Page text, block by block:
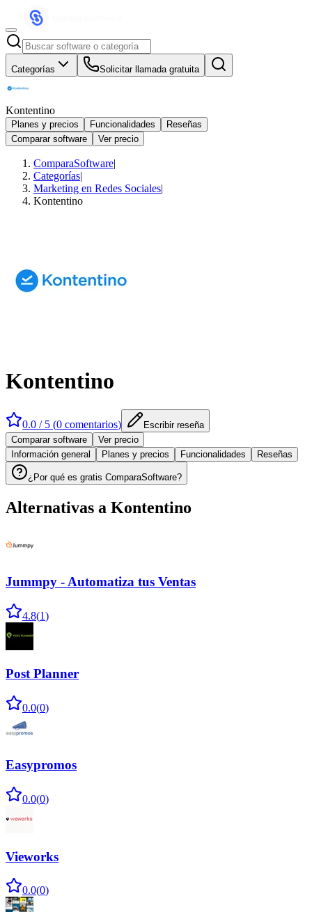
Categorías Solicitar llamada gratuita
Kontentino
Planes y precios Funcionalidades
Reseñas
Comparar software
Ver precio
ComparaSoftware|
Categorías|
Marketing en Redes Sociales|
Kontentino
Kontentino
0.0 / 5 (0 comentarios)
Escribir reseña
Comparar software
Ver precio
Información general
Planes y precios Funcionalidades Reseñas
¿Por qué es gratis ComparaSoftware?
Alternativas a Kontentino
Jummpy - Automatiza tus Ventas
4.8(1)
Post Planner
0.0(0)
Easypromos
0.0(0)
Vieworks
0.0(0)